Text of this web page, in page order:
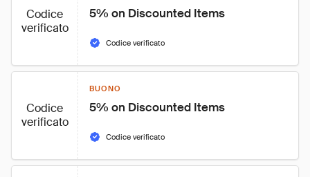
Codice
verificato
5% on Discounted Items
Codice verificato
Codice
verificato
BUONO
5% on Discounted Items
Codice verificato